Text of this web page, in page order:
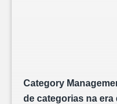
Category
de categorias na era